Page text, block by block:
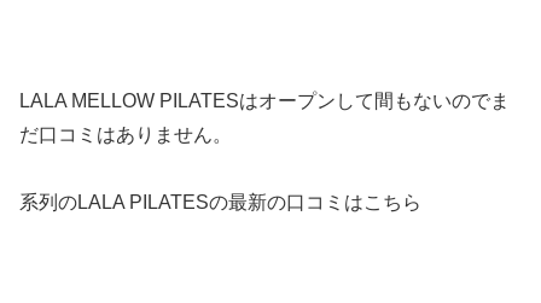
LALA MELLOW PILATESはオープンして間もないのでま
だ口コミはありません。
系列のLALA PILATESの最新の口コミはこちら